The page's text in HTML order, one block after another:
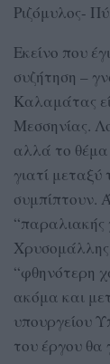
Ριζόμυλος-
Εκείνο που
συζήτηση –
Καλαμάτας
Μεσσηνίας.
αλλά το θέμα
γιατί
συμπίπτουν.
“παραλιακής
“φθηνότερη
ακόμα και
υπουργείου
του έργου θα